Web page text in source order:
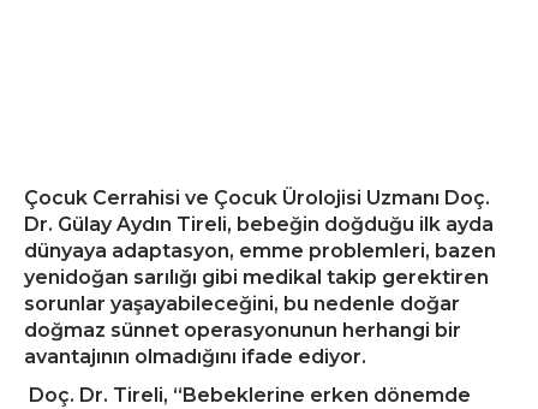
Çocuk Cerrahisi ve Çocuk Ürolojisi Uzmanı Doç.
Dr. Gülay Aydın Tireli, bebeğin doğduğu ilk ayda
dünyaya adaptasyon, emme problemleri, bazen
yenidoğan sarılığı gibi medikal takip gerektiren
sorunlar yaşayabileceğini, bu nedenle doğar
doğmaz sünnet operasyonunun herhangi bir
avantajının olmadığını ifade ediyor.
Doç. Dr. Tireli, “Bebeklerine erken dönemde